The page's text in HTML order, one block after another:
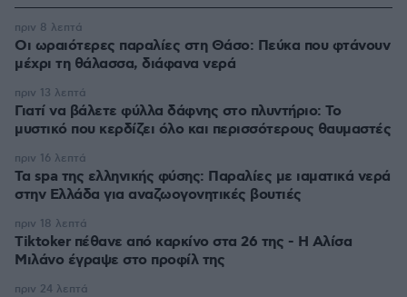
Οι ωραιότερες παραλίες στη Θάσο: Πεύκα που φτάνουν
μέχρι τη θάλασσα, διάφανα νερά
πριν 8 λεπτά
Γιατί να βάλετε φύλλα δάφνης στο πλυντήριο: Το
μυστικό που κερδίζει όλο και περισσότερους θαυμαστές
πριν 13 λεπτά
Τα spa της ελληνικής φύσης: Παραλίες με ιαματικά νερά
στην Ελλάδα για αναζωογονητικές βουτιές
πριν 16 λεπτά
Tiktoker πέθανε από καρκίνο στα 26 της - Η Αλίσα
Μιλάνο έγραψε στο προφίλ της
πριν 18 λεπτά
πριν 24 λεπτά